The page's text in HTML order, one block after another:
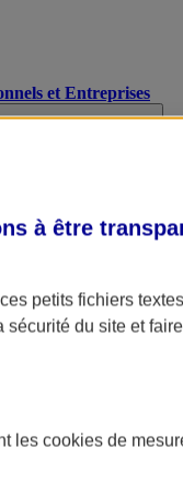
et Entreprises
en poche !
à être
petits fichiers
du site et
les cookies de